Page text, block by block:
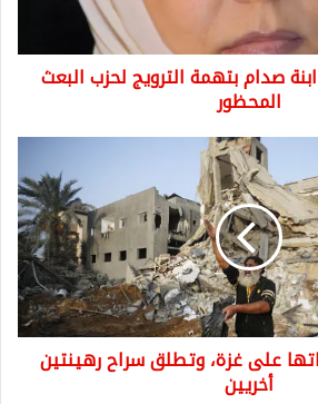
صدام بتهمة الترويج لحزب البعث
المحظور
على غزة، وتطلق سراح رهينتين
أخريين